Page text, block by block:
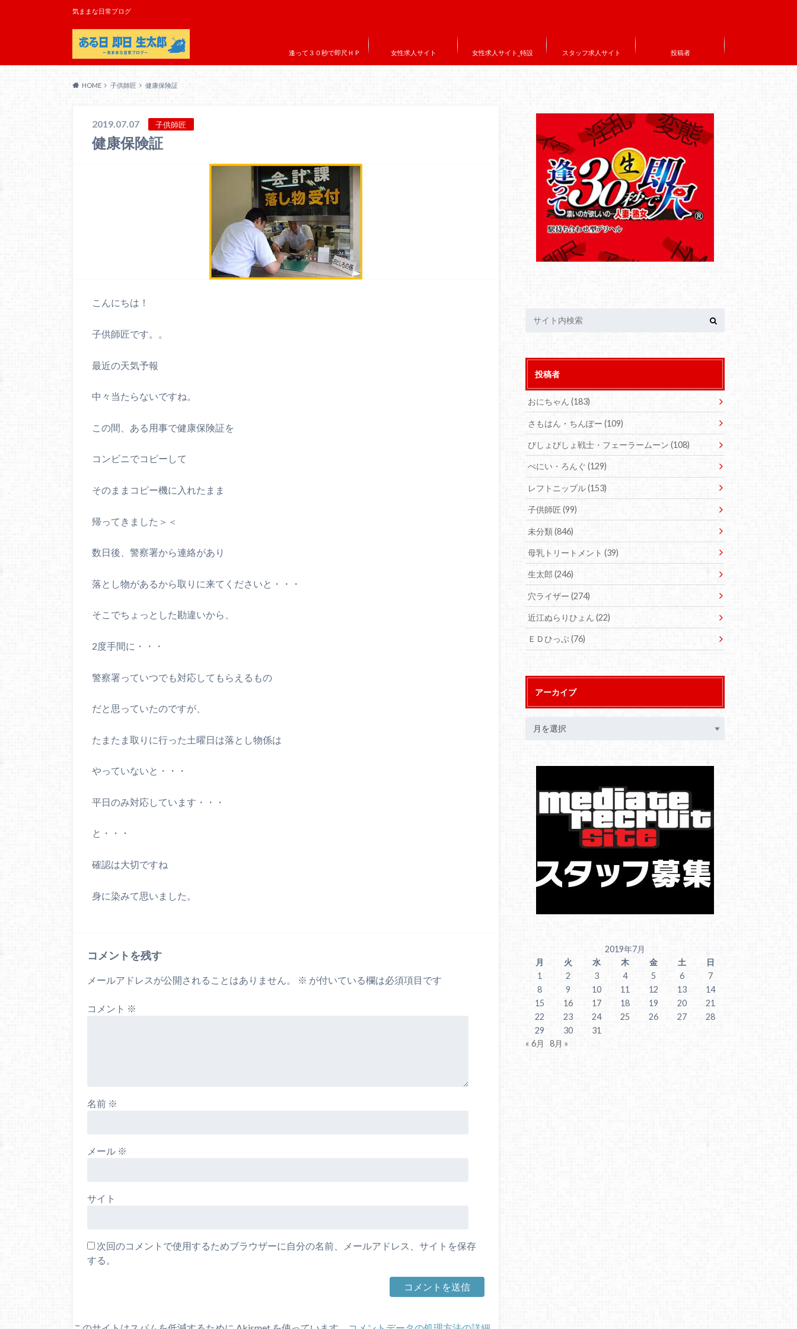
気ままな日常ブログ
逢って３０秒で即尺ＨＰ 女性求人サイト 女性求人サイト_特設 スタッフ求人サイト 投稿者
HOME 子供師匠 健康保険証
2019.07.07 子供師匠
健康保険証
こんにちは！
子供師匠です。。
最近の天気予報
中々当たらないですね。
この間、ある用事で健康保険証を
コンビニでコピーして
そのままコピー機に入れたまま
帰ってきました＞＜
数日後、警察署から連絡があり
落とし物があるから取りに来てくださいと・・・
そこでちょっとした勘違いから、
2度手間に・・・
警察署っていつでも対応してもらえるもの
だと思っていたのですが、
たまたま取りに行った土曜日は落とし物係は
やっていないと・・・
平日のみ対応しています・・・
と・・・
確認は大切ですね
身に染みて思いました。
コメントを残す
メールアドレスが公開されることはありません。 ※ が付いている欄は必須項目です
コメント ※
名前 ※
メール ※
サイト
次回のコメントで使用するためブラウザーに自分の名前、メールアドレス、サイトを保存
する。
投稿者
おにちゃん(183)
さもはん・ちんぽー(109)
びしょびしょ戦士・フェーラームーン(108)
ぺにい・ろんぐ(129)
レフトニップル(153)
子供師匠(99)
未分類(846)
母乳トリートメント(39)
生太郎(246)
穴ライザー(274)
近江ぬらりひょん(22)
ＥＤひっぷ(76)
アーカイブ
2019年7月
月
火 水 木 金 土
日
1
2 3 4 5 6
7
8
9 10 11 12 13
14
15
16 17 18 19 20
21
22
23 24 25 26 27
28
29
30
31
« 6月
8月 »